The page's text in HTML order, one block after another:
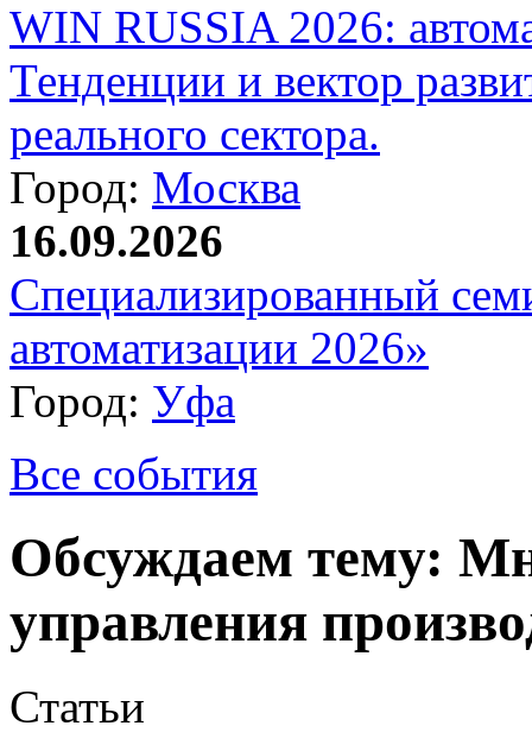
WIN RUSSIA 2026:
Тенденции и вектор
реального сектора.
Город: Москва
16.09.2026
Специализированный
автоматизации 2026»
Город: Уфа
Все события
Обсуждаем тему:
управления
Статьи